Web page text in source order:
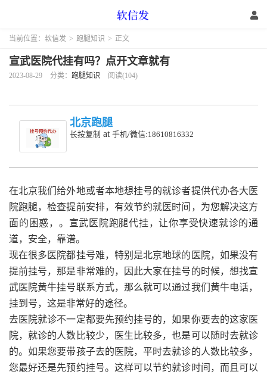
当前位置： 软信发 > 跑腿知识 > 正文
宣武医院代挂有吗？点开文章就有
2023-08-29 分类： 跑腿知识 阅读(104)
北京跑腿
长按复制 at 手机/微信:18610816332
在北京我们给外地或者本地想挂号的就诊者提供代办各大医
院跑腿，检查提前安排，有效节约就医时间，为您解决这方
面的困惑，。宣武医院跑腿代挂，让你享受快速就诊的通
道，安全，靠谱。
现在很多医院都挂号难，特别是北京地球的医院，如果没有
提前挂号，那是非常难的，因此大家在挂号的时候，想找宣
武医院黄牛挂号联系方式，那么就可以通过我们黄牛电话，
挂到号，这是非常好的途径。
去医院就诊不一定都要先预约挂号的，如果你要去的这家医
院，就诊的人数比较少，医生比较多，也是可以随时去就诊
的。如果您要带孩子去的医院，平时去就诊的人数比较多，
您最好还是先预约挂号。这样可以节约就诊时间，而且可以